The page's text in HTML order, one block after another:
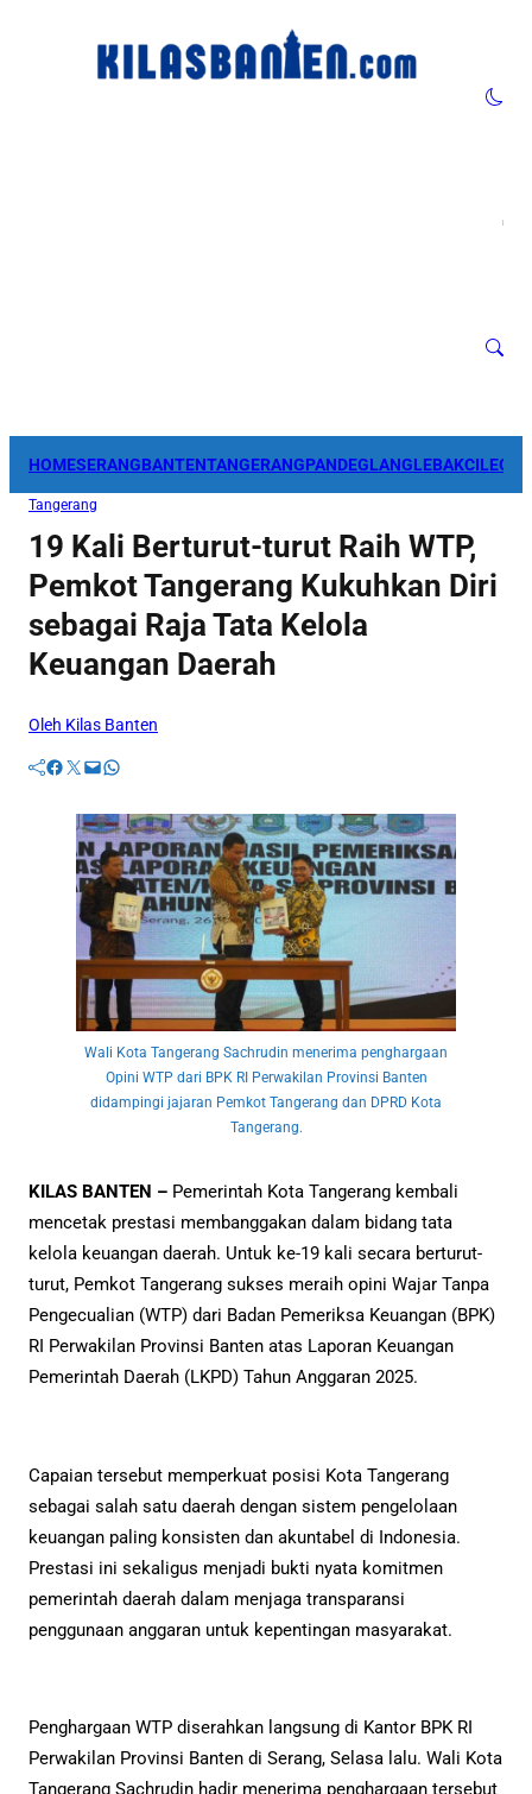
HOMESERANGBANTENTANGERANGPANDEGLANGLEBAK
Tangerang
19 Kali Berturut-turut Raih WTP,
Pemkot Tangerang Kukuhkan Diri
sebagai Raja Tata Kelola
Keuangan Daerah
Oleh Kilas Banten
Facebook Twitter Mail WhatsApp
Wali Kota Tangerang Sachrudin menerima penghargaan
Opini WTP dari BPK RI Perwakilan Provinsi Banten
didampingi jajaran Pemkot Tangerang dan DPRD Kota
Tangerang.
KILAS BANTEN – Pemerintah Kota Tangerang kembali
mencetak prestasi membanggakan dalam bidang tata
kelola keuangan daerah. Untuk ke-19 kali secara berturut-
turut, Pemkot Tangerang sukses meraih opini Wajar Tanpa
Pengecualian (WTP) dari Badan Pemeriksa Keuangan (BPK)
RI Perwakilan Provinsi Banten atas Laporan Keuangan
Pemerintah Daerah (LKPD) Tahun Anggaran 2025.
Capaian tersebut memperkuat posisi Kota Tangerang
sebagai salah satu daerah dengan sistem pengelolaan
keuangan paling konsisten dan akuntabel di Indonesia.
Prestasi ini sekaligus menjadi bukti nyata komitmen
pemerintah daerah dalam menjaga transparansi
penggunaan anggaran untuk kepentingan masyarakat.
Penghargaan WTP diserahkan langsung di Kantor BPK RI
Perwakilan Provinsi Banten di Serang, Selasa lalu. Wali Kota
Tangerang Sachrudin hadir menerima penghargaan tersebut